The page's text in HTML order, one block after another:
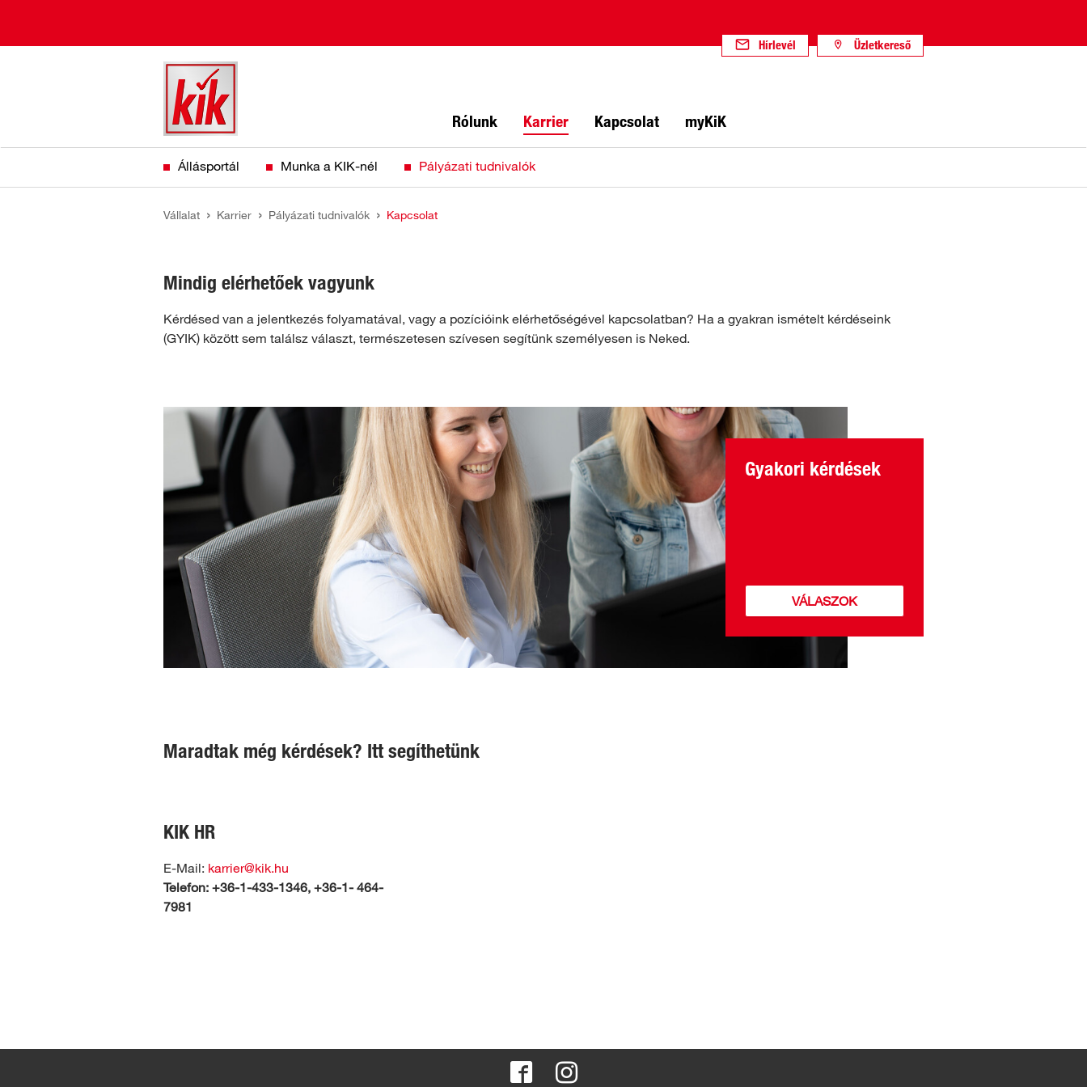
Hírlevél Üzletkereső
Rólunk Karrier Kapcsolat myKiK
Állásportál Munka a KIK-nél
Pályázati tudnivalók
Vállalat Karrier Pályázati tudnivalók Kapcsolat
Mindig elérhetőek vagyunk
Kérdésed van a jelentkezés folyamatával, vagy a pozícióink elérhetőségével kapcsolatban? Ha a gyakran ismételt kérdéseink
(GYIK) között sem találsz választ, természetesen szívesen segítünk személyesen is Neked.
Gyakori kérdések
VÁLASZOK
Maradtak még kérdések? Itt segíthetünk
KIK HR
E-Mail: karrier@kik.hu
Telefon: +36-1-433-1346, +36-1- 464-
7981